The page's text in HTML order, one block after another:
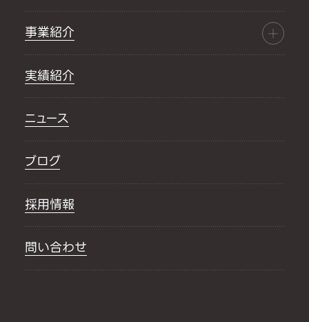
事業紹介
実績紹介
ニュース
ブログ
採用情報
問い合わせ